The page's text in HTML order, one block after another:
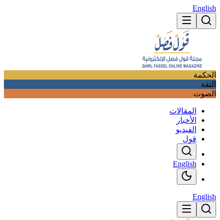
English
الحكمة
الثقة
الصوت
المقالات
الأخبار
الفيديو
قول
English
English